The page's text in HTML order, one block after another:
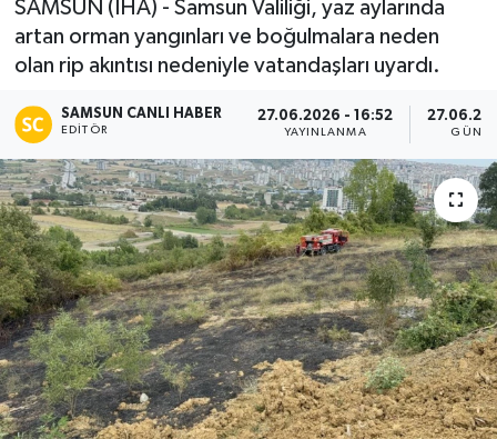
SAMSUN (İHA) - Samsun Valiliği, yaz aylarında
artan orman yangınları ve boğulmalara neden
olan rip akıntısı nedeniyle vatandaşları uyardı.
SAMSUN CANLI HABER
EDITÖR
27.06.2026 - 16:52
YAYINLANMA
Eğitim
Sağlık
Yemek
Manşet Haberi
Tüm Manşetler
Son Dakika Haberleri
Haber Arşivi